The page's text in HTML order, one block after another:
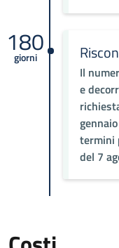
180
giorni
Il
e
termini
del 7